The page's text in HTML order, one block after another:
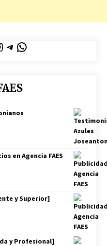
Telegram
WhatsApp
en Agencia FAES
y Superior]
y Profesional]